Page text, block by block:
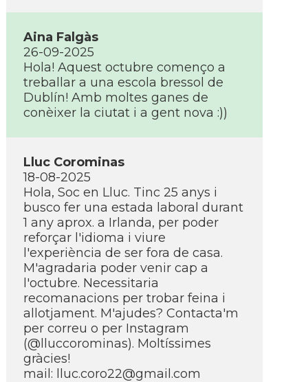
Aina Falgàs
26-09-2025
Hola! Aquest octubre començo a
treballar a una escola bressol de
Dublín! Amb moltes ganes de
conèixer la ciutat i a gent nova :))
Lluc Corominas
18-08-2025
Hola, Soc en Lluc. Tinc 25 anys i
busco fer una estada laboral durant
1 any aprox. a Irlanda, per poder
reforçar l'idioma i viure
l'experiència de ser fora de casa.
M'agradaria poder venir cap a
l'octubre. Necessitaria
recomanacions per trobar feina i
allotjament. M'ajudes? Contacta'm
per correu o per Instagram
(@lluccorominas). Moltíssimes
gràcies!
mail: lluc.coro22@gmail.com